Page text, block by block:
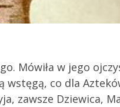
Mówiła w jego
co dla
zawsze Dziewica,